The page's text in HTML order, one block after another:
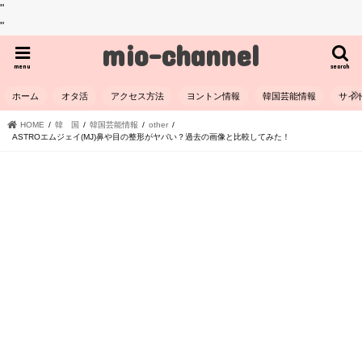
"
"
mio-channel search
menu
ホーム オタ活 アクセス方法 ヨントン情報 韓国芸能情報 サイ
HOME 韓 国 韓国芸能情報
other
ASTROエムジェイ(MJ)鼻や目の整形がヤバい？過去の画像と比較してみた！